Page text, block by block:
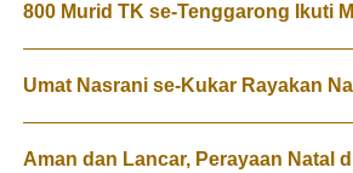
800 Murid TK se-Tenggarong Ikuti
Umat Nasrani se-Kukar Rayakan
Aman dan Lancar, Perayaan Natal